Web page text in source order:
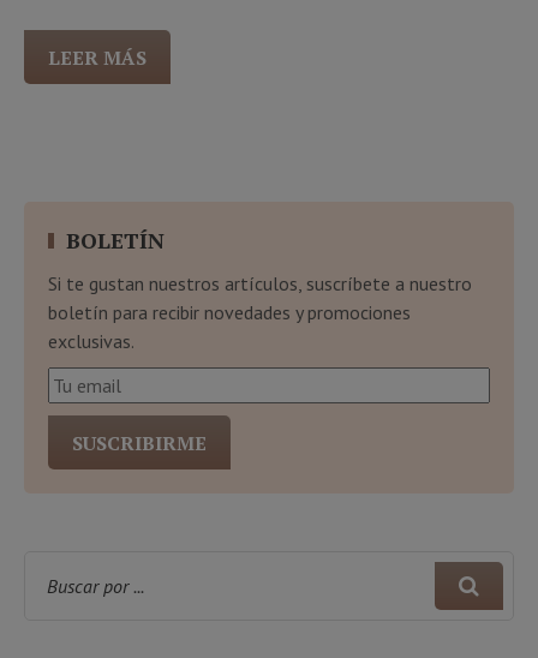
LEER MÁS
BOLETÍN
Si te gustan nuestros artículos, suscríbete a nuestro
boletín para recibir novedades y promociones
exclusivas.